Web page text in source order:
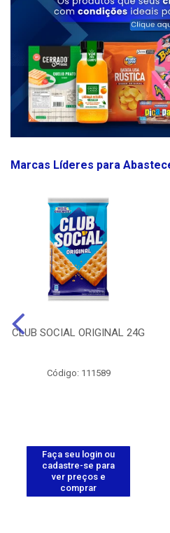
Marcas Líderes para
CLUB SOCIAL ORIGINAL 24G
Código: 111589
Faça seu login ou
cadastre-se para
ver preços e
comprar